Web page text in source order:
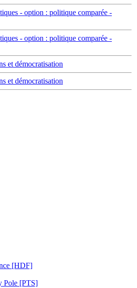
- option : politique comparée -
- option : politique comparée -
et démocratisation
et démocratisation
[HDF]
Pole [PTS]